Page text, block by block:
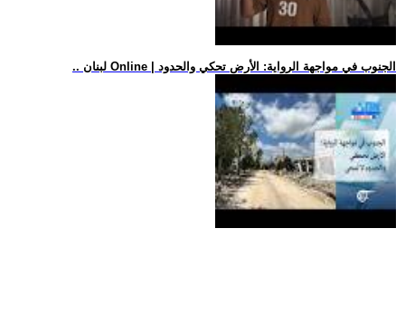
.. لبنان Online | الجنوب في مواجهة الرواية: الأرض تحكي والحدود